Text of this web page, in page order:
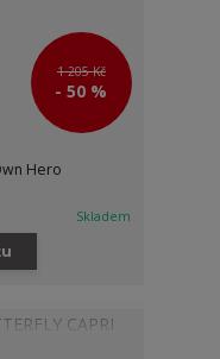
1 205 Kč
- 50 %
Hero
Skladem